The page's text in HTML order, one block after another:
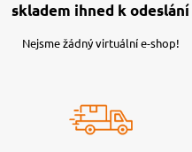
skladem ihned k odeslání
Nejsme žádný virtuální e-shop!